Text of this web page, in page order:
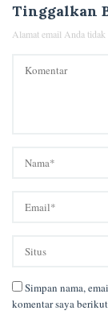
Tinggalkan
Alamat email Anda tidak
Simpan nama,
komentar saya